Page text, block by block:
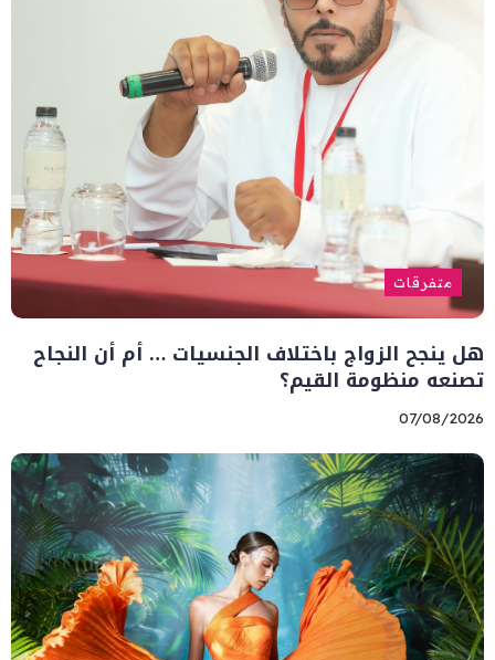
متفرقات
هل ينجح الزواج باختلاف الجنسيات … أم أن النجاح
تصنعه منظومة القيم؟
07/08/2026